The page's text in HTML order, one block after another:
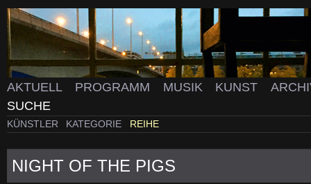
AKTUELL PROGRAMM MUSIK KUNST
SUCHE
KÜNSTLER KATEGORIE REIHE
NIGHT OF THE PIGS